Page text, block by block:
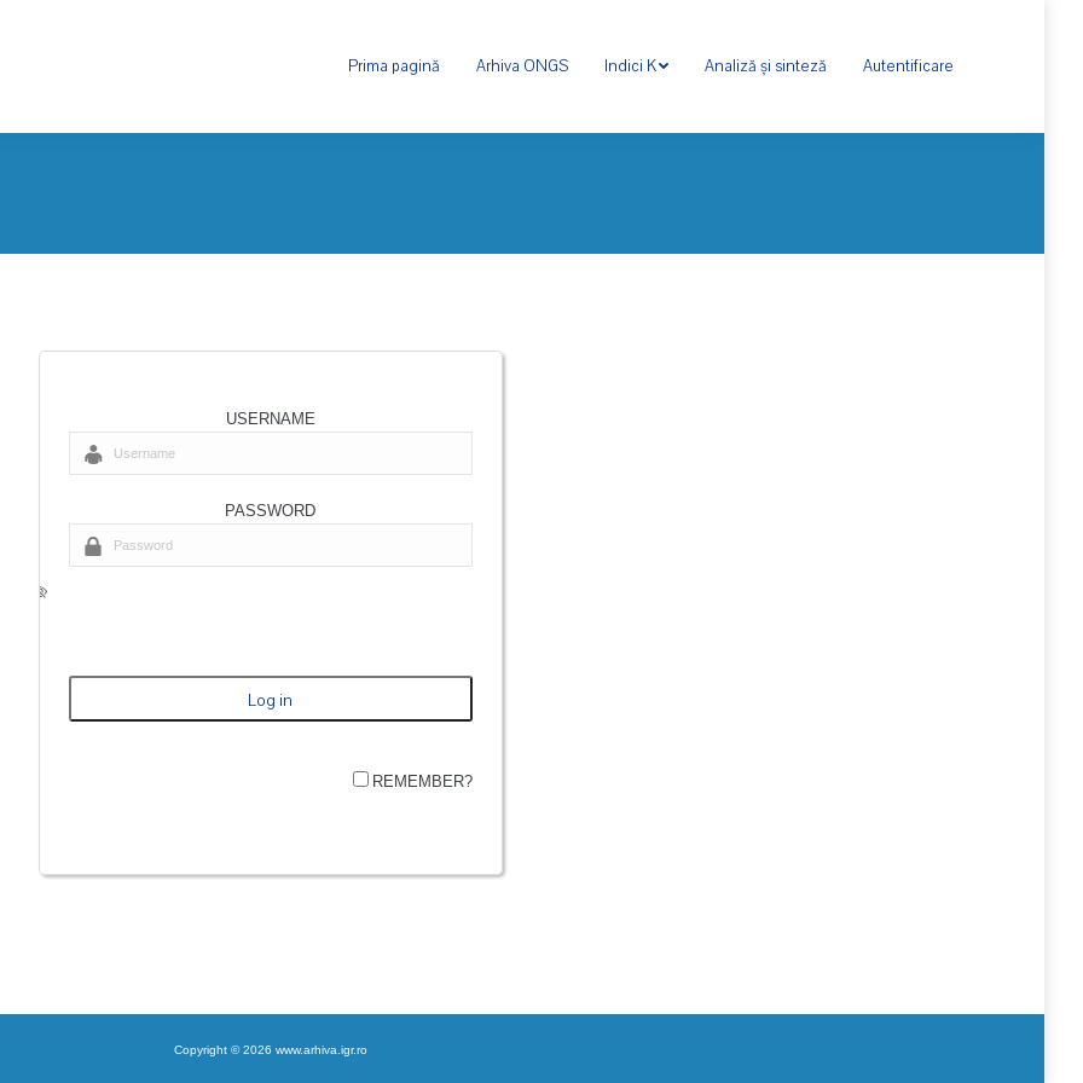
Prima pagină Arhiva ONGS Indici K Analiză și sinteză Autentificare
USERNAME
PASSWORD
REMEMBER?
Copyright © 2026 www.arhiva.igr.ro